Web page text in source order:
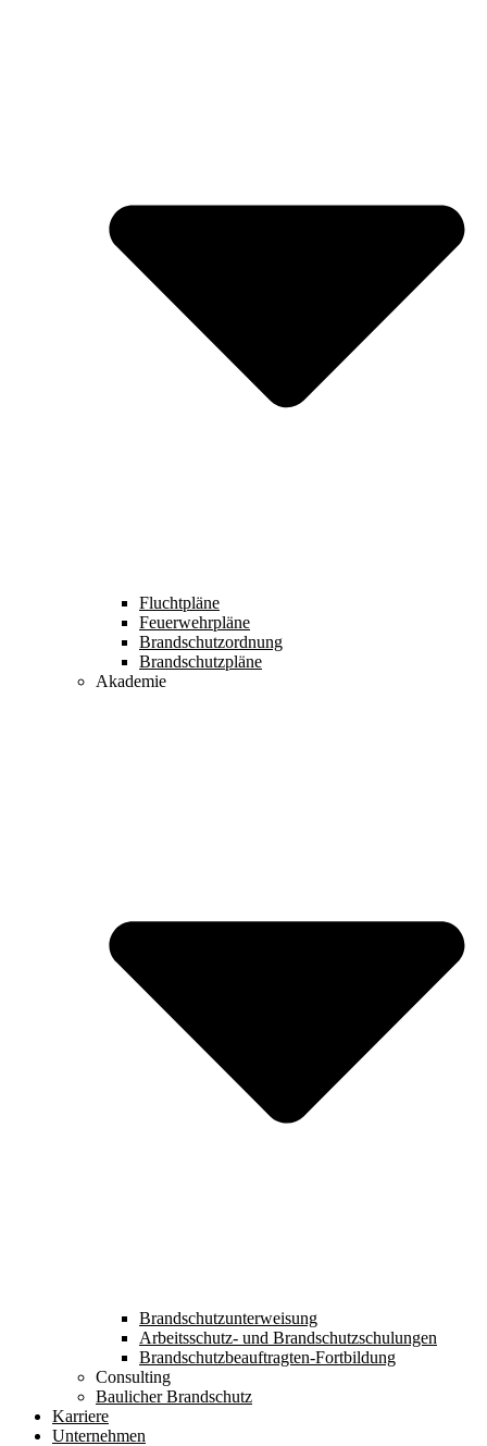
Fluchtpläne
Feuerwehrpläne
Brandschutzordnung
Brandschutzpläne
Akademie
Brandschutzunterweisung
Arbeitsschutz- und Brandschutzschulungen
Brandschutzbeauftragten-Fortbildung
Consulting
Baulicher Brandschutz
Karriere
Unternehmen